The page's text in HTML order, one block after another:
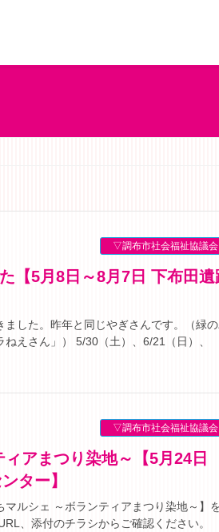
▽調布市社会福祉協議会
した。昨年と同じやぎさんです。（緑
えさん」） 5/30（土）、6/21（日）、
▽調布市社会福祉協議会
ター】
ルシェ ～ボランティアまつり染地～】
、添付のチラシからご確認ください。